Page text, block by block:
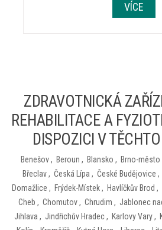
VÍCE
ZDRAVOTNICKÁ
REHABILITACE A
DISPOZICI V
Benešov, Beroun , Blansko , Brno-město
Břeclav, Česká Lípa , České Budějovice ,
Domažlice , Frýdek-Místek, Havlíčkův Brod ,
Cheb , Chomutov, Chrudim , Jablonec
Jihlava , Jindřichův Hradec, Karlovy Vary,